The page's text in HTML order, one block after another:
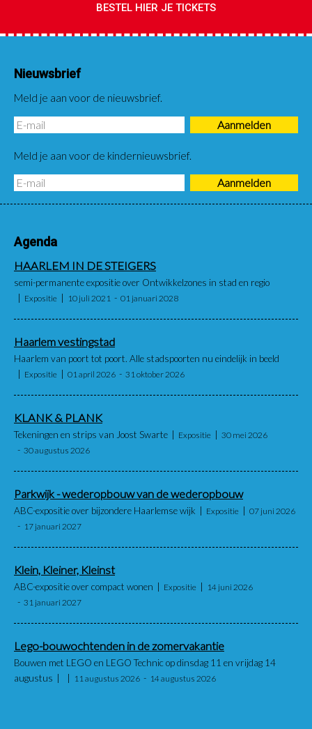
BESTEL HIER JE TICKETS
Nieuwsbrief
Meld je aan voor de nieuwsbrief.
Meld je aan voor de kindernieuwsbrief.
Agenda
HAARLEM IN DE STEIGERS
semi-permanente expositie over Ontwikkelzones in stad en regio
Expositie 10 juli 2021 01 januari 2028
Haarlem vestingstad
Haarlem van poort tot poort. Alle stadspoorten nu eindelijk in beeld
Expositie 01 april 2026 31 oktober 2026
KLANK & PLANK
Tekeningen en strips van Joost Swarte Expositie
30 mei 2026
30 augustus 2026
Parkwijk - wederopbouw van de wederopbouw
ABC-expositie over bijzondere Haarlemse wijk Expositie
07 juni 2026
17 januari 2027
Klein, Kleiner, Kleinst
ABC-expositie over compact wonen Expositie
14 juni 2026
31 januari 2027
Lego-bouwochtenden in de zomervakantie
Bouwen met LEGO en LEGO Technic op dinsdag 11 en vrijdag 14
augustus
11 augustus 2026 14 augustus 2026